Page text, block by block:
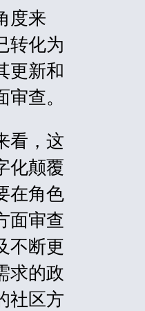
度来
转化为
更新和
查。
看，这
化颠覆
在角色
面审查
不断更
求的政
社区方